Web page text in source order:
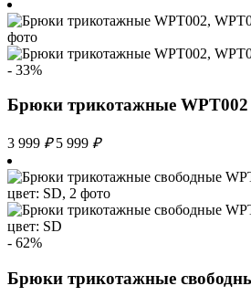
- 33%
Брюки трикотажные WPT002
3 999 ₽ 5 999 ₽
- 62%
Брюки трикотажные